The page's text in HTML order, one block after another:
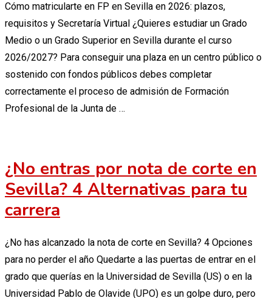
Cómo matricularte en FP en Sevilla en 2026: plazos,
requisitos y Secretaría Virtual ¿Quieres estudiar un Grado
Medio o un Grado Superior en Sevilla durante el curso
2026/2027? Para conseguir una plaza en un centro público o
sostenido con fondos públicos debes completar
correctamente el proceso de admisión de Formación
Profesional de la Junta de …
¿No entras por nota de corte en
Sevilla? 4 Alternativas para tu
carrera
¿No has alcanzado la nota de corte en Sevilla? 4 Opciones
para no perder el año Quedarte a las puertas de entrar en el
grado que querías en la Universidad de Sevilla (US) o en la
Universidad Pablo de Olavide (UPO) es un golpe duro, pero